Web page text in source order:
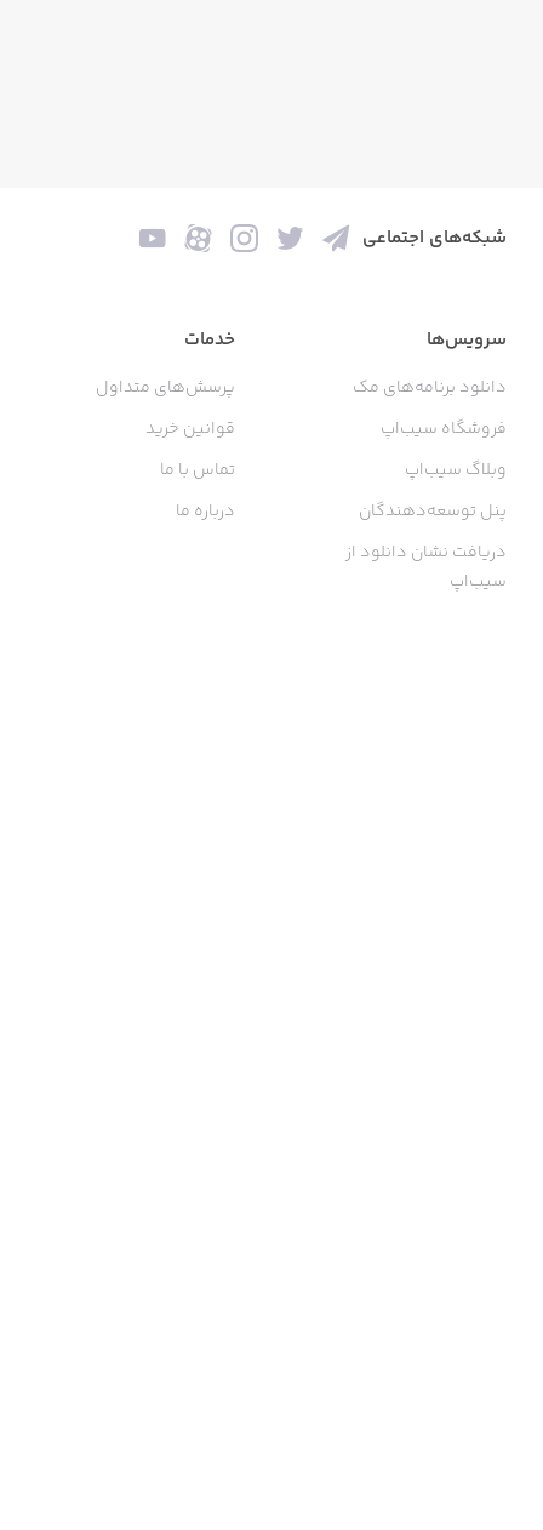
شبکه‌های اجتماعی
سرویس‌ها
دانلود برنامه‌های مک
فروشگاه سیب‌اپ
وبلاگ سیب‌اپ
پنل توسعه‌دهندگان
دریافت نشان دانلود از
سیب‌اپ
خدمات
پرسش‌های متداول
قوانین خرید
تماس با ما
درباره ما